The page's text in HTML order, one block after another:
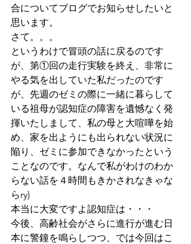
合についてブログでお知らせしたいと
思います。
さて。。。
というわけで冒頭の話に戻るのです
が、第①回の走行実験を終え、非常に
やる気を出していた私だったのです
が、先週のゼミの際に一緒に暮らして
いる祖母が認知症の障害を遺憾なく発
揮いたしまして、私の母と大喧嘩を始
め、家を出ようにも出られない状況に
陥り、ゼミに参加できなかったという
ことなのです。なんで私がわけのわか
らない話を４時間もきかされなきゃな
らry)
本当に大変ですよ認知症は・・・
今後、高齢社会がさらに進行が進む日
本に警鐘を鳴らしつつ、では今回はこ